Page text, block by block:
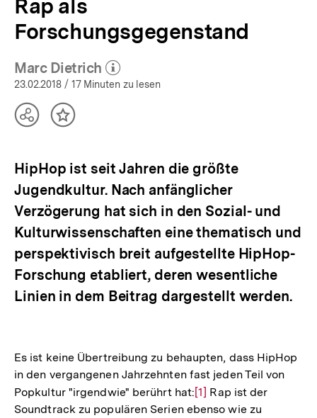
Rap als
Forschungsgegenstand
Marc Dietrich
(Mehr zum Autor)
öffnen
23.02.2018 / 17 Minuten zu lesen
TeilenInhalt
HipHop ist seit Jahren die größte
Jugendkultur. Nach anfänglicher
Verzögerung hat sich in den Sozial- und
Kulturwissenschaften eine thematisch und
perspektivisch breit aufgestellte HipHop-
Forschung etabliert, deren wesentliche
Linien in dem Beitrag dargestellt werden.
Es ist keine Übertreibung zu behaupten, dass HipHop
in den vergangenen Jahrzehnten fast jeden Teil von
Popkultur "irgendwie" berührt hat:Zur
Auflösung
[1] Rap ist der
Soundtrack zu populären Serien ebenso wie zu